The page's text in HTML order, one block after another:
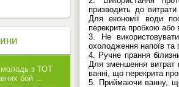
призводить до
Для економії води
перекрита пробкою або
3. Не
охолодження напоїв та
4. Ручне прання
Для зменшення витрат
ванні, що перекрита
5. Приймаючи ванну,
молодь з ТОТ
бой ...